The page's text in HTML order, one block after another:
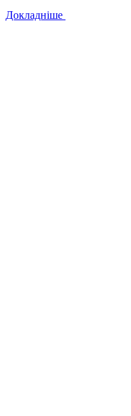
Докладніше